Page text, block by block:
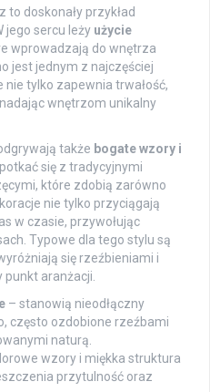
doskonały przykład
jego sercu leży użycie
wprowadzają do wnętrza
jest jednym z najczęściej
tylko zapewnia trwałość,
wnętrzom unikalny
także bogate wzory i
się z tradycyjnymi
które zdobią zarówno
nie tylko przyciągają
w czasie, przywołując
Typowe dla tego stylu są
się rzeźbieniami i
aranżacji.
– stanowią nieodłączny
często ozdobione rzeźbami
naturą.
wzory i miękka struktura
przytulność oraz